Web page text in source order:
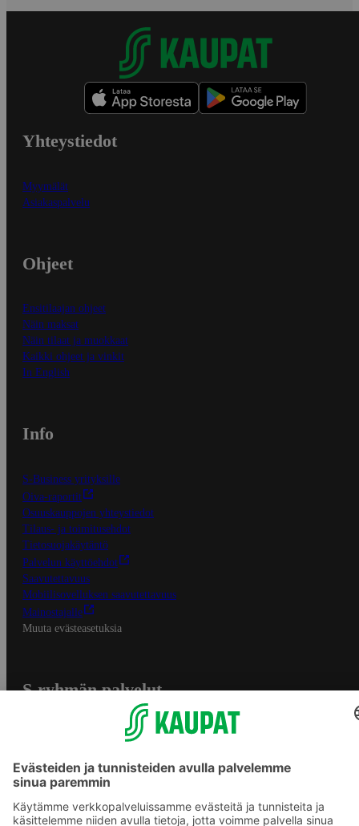
Yhteystiedot
Myymälät
Asiakaspalvelu
Ohjeet
Ensitilaajan ohjeet
Näin maksat
Näin tilaat ja muokkaat
Kaikki ohjeet ja vinkit
In English
Info
S-Business yrityksille
Oiva-raportit
Osuuskauppojen yhteystiedot
Tilaus- ja toimitusehdot
Tietosuojakäytäntö
Palvelun käyttöehdot
Saavutettavuus
Mobiilisovelluksen saavutettavuus
Mainostajalle
Muuta evästeasetuksia
S-ryhmän palvelut
Yhteishyvä Ruoka -sovellus
S-ostoslista -sovellus
Prisma.fi